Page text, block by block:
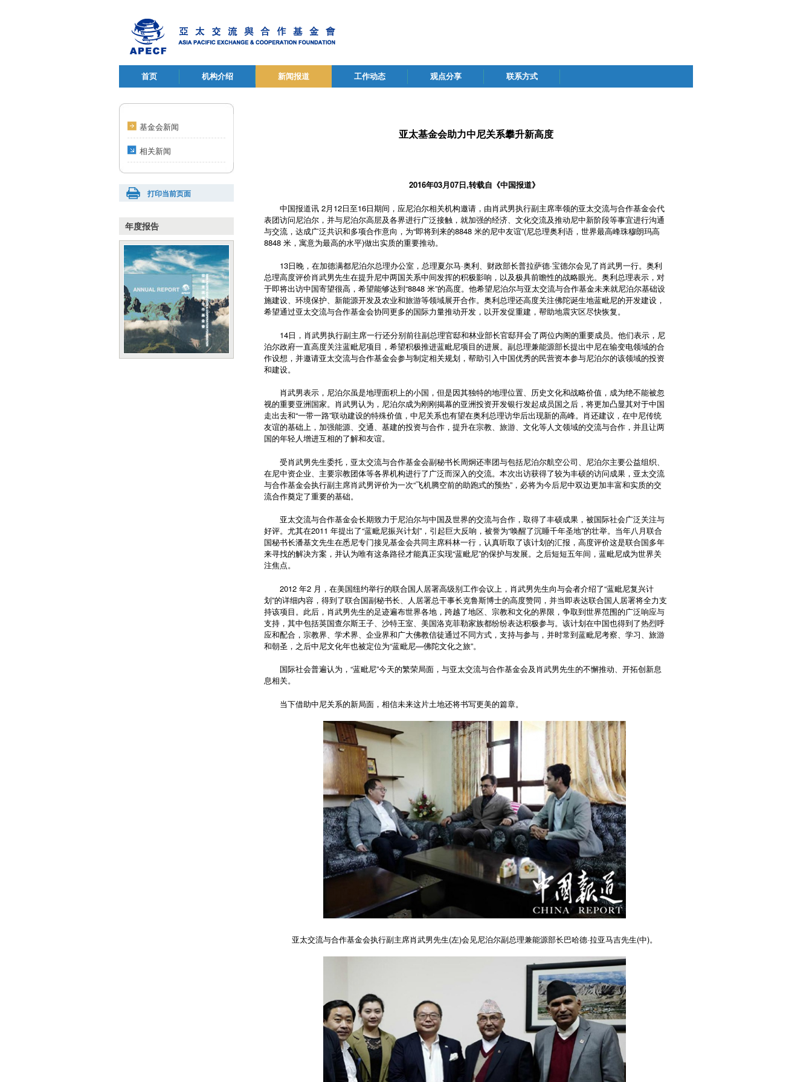
首页 机构介绍 新闻报道 工作动态 观点分享 联系方式
基金会新闻
相关新闻
打印当前页面
年度报告
亚太基金会助力中尼关系攀升新高度
2016年03月07日,转载自《中国报道》
中国报道讯 2月12日至16日期间，应尼泊尔相关机构邀请，由肖武男执行副主席率领的亚太交流与合作基金会代
表团访问尼泊尔，并与尼泊尔高层及各界进行广泛接触，就加强的经济、文化交流及推动尼中新阶段等事宜进行沟通
与交流，达成广泛共识和多项合作意向，为“即将到来的8848 米的尼中友谊”(尼总理奥利语，世界最高峰珠穆朗玛高
8848 米，寓意为最高的水平)做出实质的重要推动。
13日晚，在加德满都尼泊尔总理办公室，总理夏尔马·奥利、财政部长普拉萨德·宝德尔会见了肖武男一行。奥利
总理高度评价肖武男先生在提升尼中两国关系中间发挥的积极影响，以及极具前瞻性的战略眼光。奥利总理表示，对
于即将出访中国寄望很高，希望能够达到“8848 米”的高度。他希望尼泊尔与亚太交流与合作基金未来就尼泊尔基础设
施建设、环境保护、新能源开发及农业和旅游等领域展开合作。奥利总理还高度关注佛陀诞生地蓝毗尼的开发建设，
希望通过亚太交流与合作基金会协同更多的国际力量推动开发，以开发促重建，帮助地震灾区尽快恢复。
14日，肖武男执行副主席一行还分别前往副总理官邸和林业部长官邸拜会了两位内阁的重要成员。他们表示，尼
泊尔政府一直高度关注蓝毗尼项目，希望积极推进蓝毗尼项目的进展。副总理兼能源部长提出中尼在输变电领域的合
作设想，并邀请亚太交流与合作基金会参与制定相关规划，帮助引入中国优秀的民营资本参与尼泊尔的该领域的投资
和建设。
肖武男表示，尼泊尔虽是地理面积上的小国，但是因其独特的地理位置、历史文化和战略价值，成为绝不能被忽
视的重要亚洲国家。肖武男认为，尼泊尔成为刚刚揭幕的亚洲投资开发银行发起成员国之后，将更加凸显其对于中国
走出去和“一带一路”联动建设的特殊价值，中尼关系也有望在奥利总理访华后出现新的高峰。肖还建议，在中尼传统
友谊的基础上，加强能源、交通、基建的投资与合作，提升在宗教、旅游、文化等人文领域的交流与合作，并且让两
国的年轻人增进互相的了解和友谊。
受肖武男先生委托，亚太交流与合作基金会副秘书长周炯还率团与包括尼泊尔航空公司、尼泊尔主要公益组织、
在尼中资企业、主要宗教团体等各界机构进行了广泛而深入的交流。本次出访获得了较为丰硕的访问成果，亚太交流
与合作基金会执行副主席肖武男评价为一次“飞机腾空前的助跑式的预热”，必将为今后尼中双边更加丰富和实质的交
流合作奠定了重要的基础。
亚太交流与合作基金会长期致力于尼泊尔与中国及世界的交流与合作，取得了丰硕成果，被国际社会广泛关注与
好评。尤其在2011 年提出了“蓝毗尼振兴计划”，引起巨大反响，被誉为“唤醒了沉睡千年圣地”的壮举。当年八月联合
国秘书长潘基文先生在悉尼专门接见基金会共同主席科林一行，认真听取了该计划的汇报，高度评价这是联合国多年
来寻找的解决方案，并认为唯有这条路径才能真正实现“蓝毗尼”的保护与发展。之后短短五年间，蓝毗尼成为世界关
注焦点。
2012 年2 月，在美国纽约举行的联合国人居署高级别工作会议上，肖武男先生向与会者介绍了“蓝毗尼复兴计
划”的详细内容，得到了联合国副秘书长、人居署总干事长克鲁斯博士的高度赞同，并当即表达联合国人居署将全力支
持该项目。此后，肖武男先生的足迹遍布世界各地，跨越了地区、宗教和文化的界限，争取到世界范围的广泛响应与
支持，其中包括英国查尔斯王子、沙特王室、美国洛克菲勒家族都纷纷表达积极参与。该计划在中国也得到了热烈呼
应和配合，宗教界、学术界、企业界和广大佛教信徒通过不同方式，支持与参与，并时常到蓝毗尼考察、学习、旅游
和朝圣，之后中尼文化年也被定位为“蓝毗尼—佛陀文化之旅”。
国际社会普遍认为，“蓝毗尼”今天的繁荣局面，与亚太交流与合作基金会及肖武男先生的不懈推动、开拓创新息
息相关。
当下借助中尼关系的新局面，相信未来这片土地还将书写更美的篇章。
亚太交流与合作基金会执行副主席肖武男先生(左)会见尼泊尔副总理兼能源部长巴哈德·拉亚马吉先生(中)。